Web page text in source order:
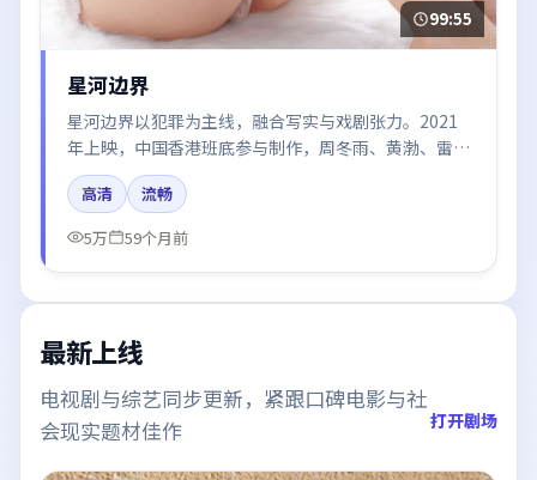
99:55
星河边界
星河边界以犯罪为主线，融合写实与戏剧张力。2021
年上映，中国香港班底参与制作，周冬雨、黄渤、雷佳
音、肖战在片中呈现细腻表演，影像风格统一，配乐与
剪辑强化了情绪曲线。
高清
流畅
5万
59个月前
最新上线
电视剧与综艺同步更新，紧跟口碑电影与社
会现实题材佳作
打开剧场